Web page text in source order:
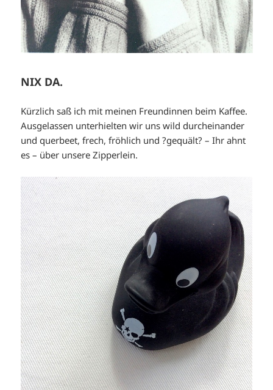
NIX DA.
Kürzlich saß ich mit meinen Freundinnen beim Kaffee.
Ausgelassen unterhielten wir uns wild durcheinander
und querbeet, frech, fröhlich und ?gequält? – Ihr ahnt
es – über unsere Zipperlein.